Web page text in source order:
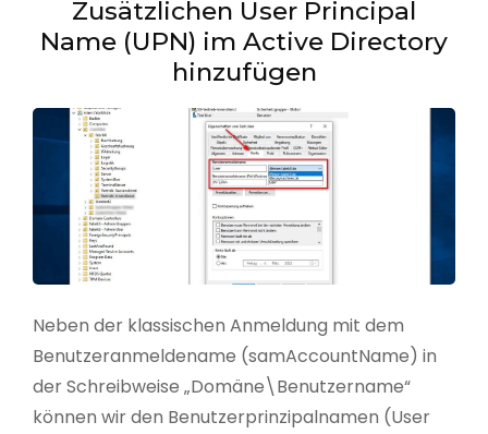
Zusätzlichen User Principal
Name (UPN) im Active Directory
hinzufügen
Neben der klassischen Anmeldung mit dem
Benutzeranmeldename (samAccountName) in
der Schreibweise „Domäne\Benutzername“
können wir den Benutzerprinzipalnamen (User